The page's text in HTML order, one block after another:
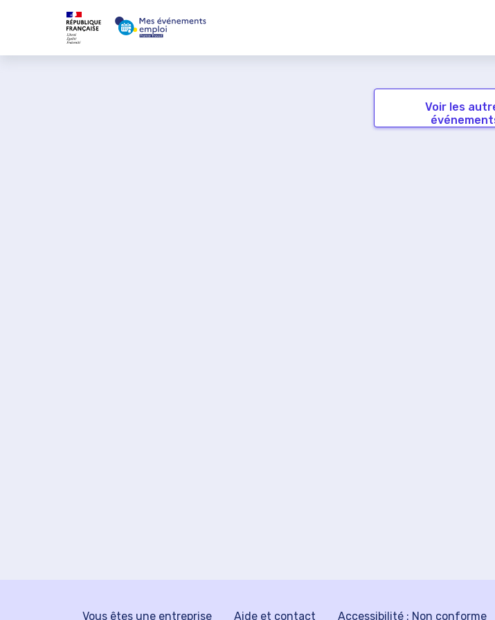
Voir les
Vous êtes une entreprise Aide et contact Accessibilité : Non conforme